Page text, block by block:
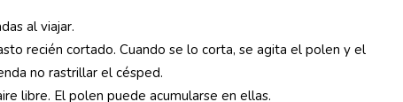
al viajar.
recién cortado. Cuando se lo corta, se agita el polen y el
no rastrillar el césped.
libre. El polen puede acumularse en ellas.